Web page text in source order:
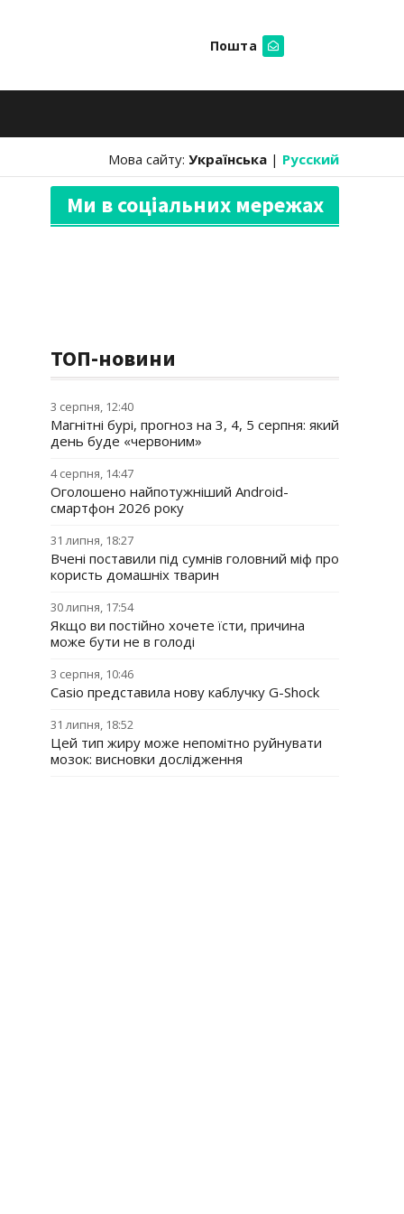
Пошта
Мова сайту: Українська | Русский
Ми в соціальних мережах
ТОП-новини
3 серпня, 12:40
Магнітні бурі, прогноз на 3, 4, 5 серпня: який
день буде «червоним»
4 серпня, 14:47
Оголошено найпотужніший Android-
смартфон 2026 року
31 липня, 18:27
Вчені поставили під сумнів головний міф про
користь домашніх тварин
30 липня, 17:54
Якщо ви постійно хочете їсти, причина
може бути не в голоді
3 серпня, 10:46
Casio представила нову каблучку G-Shock
31 липня, 18:52
Цей тип жиру може непомітно руйнувати
мозок: висновки дослідження